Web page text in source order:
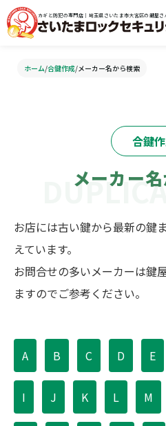
カギと防犯の専門店｜埼玉県さいたま市大宮区の鍵屋さ
ホーム/合鍵作成/メーカー名から検索
合鍵
メーカー
お店には古い鍵から最新の鍵
えています。
お問合せの多いメーカーは鍵
ますのでご参考ください。
A B C D E
I J K L M